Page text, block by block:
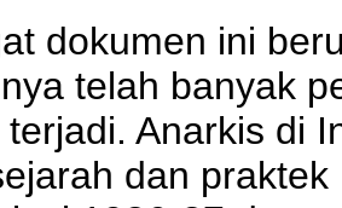
dokumen ini
telah banyak
Anarkis di
dan